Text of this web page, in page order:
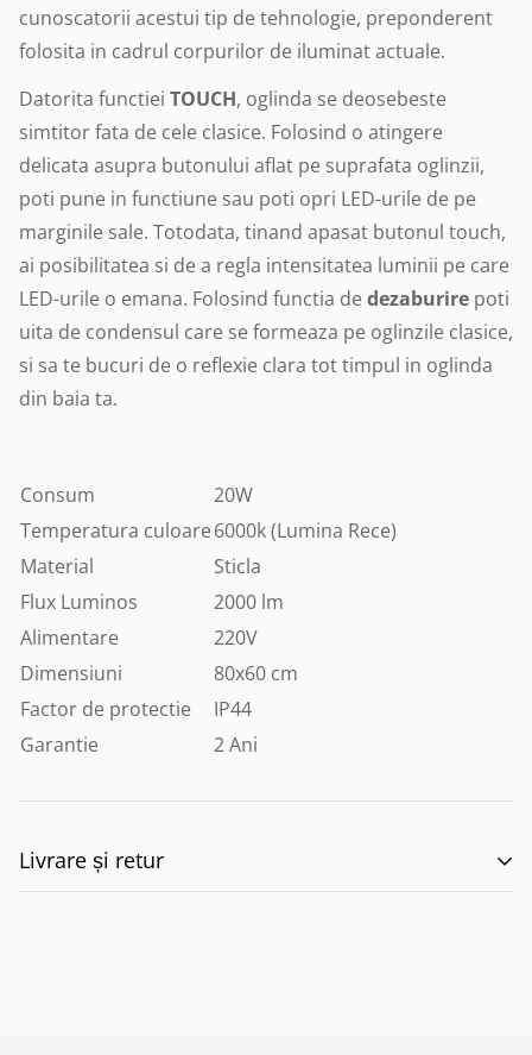
cunoscatorii acestui tip de tehnologie, preponderent
folosita in cadrul corpurilor de iluminat actuale.
Datorita functiei TOUCH, oglinda se deosebeste
simtitor fata de cele clasice. Folosind o atingere
delicata asupra butonului aflat pe suprafata oglinzii,
poti pune in functiune sau poti opri LED-urile de pe
marginile sale. Totodata, tinand apasat butonul touch,
ai posibilitatea si de a regla intensitatea luminii pe care
LED-urile o emana. Folosind functia dedezaburire poti
uita de condensul care se formeaza pe oglinzile clasice,
si sa te bucuri de o reflexie clara tot timpul in oglinda
din baia ta.
Consum
20W
Temperatura culoare6000k (Lumina Rece)
Material
Sticla
Flux Luminos
2000 lm
Alimentare
220V
Dimensiuni
80x60 cm
Factor de protectie
IP44
Garantie
2 Ani
Livrare și retur